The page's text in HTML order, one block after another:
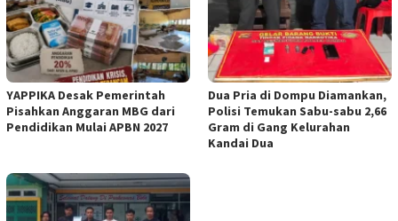
YAPPIKA Desak Pemerintah
Pisahkan Anggaran MBG dari
Pendidikan Mulai APBN 2027
Dua Pria di Dompu Diamankan,
Polisi Temukan Sabu-sabu 2,66
Gram di Gang Kelurahan
Kandai Dua